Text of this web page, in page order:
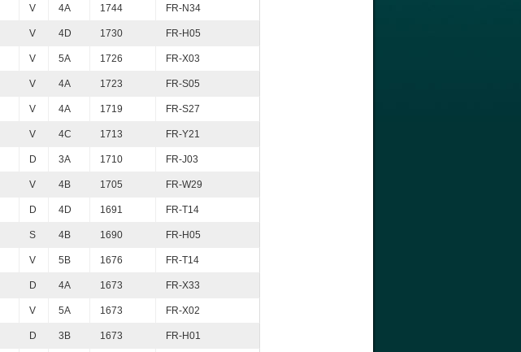
V 4A 1744 FR-N34
V 4D 1730 FR-H05
V 5A 1726 FR-X03
V 4A 1723 FR-S05
V 4A 1719 FR-S27
V 4C 1713 FR-Y21
D 3A 1710 FR-J03
V 4B 1705 FR-W29
D 4D 1691 FR-T14
S 4B 1690 FR-H05
V 5B 1676 FR-T14
D 4A 1673 FR-X33
V 5A 1673 FR-X02
D 3B 1673 FR-H01